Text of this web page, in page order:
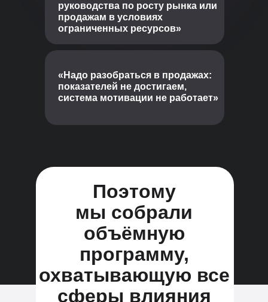
руководства по росту рынка или
продажам в условиях
ограниченных ресурсов»
«Надо разобраться в продажах:
показателей не достигаем,
система мотивации не работает»
Поэтому
мы собрали
объёмную
программу,
охватывающую все
сферы влияния